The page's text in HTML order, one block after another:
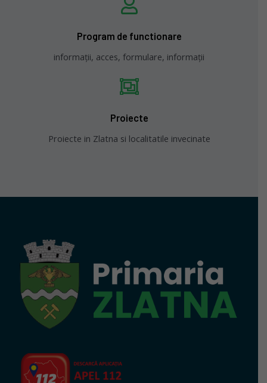
Program de functionare
informații, acces, formulare, informații
Proiecte
Proiecte in Zlatna si localitatile invecinate